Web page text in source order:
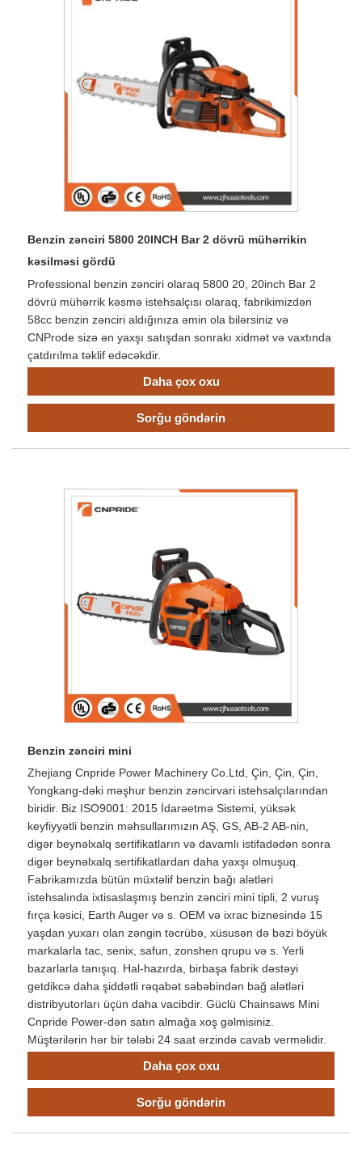
Benzin zənciri 5800 20INCH Bar 2 dövrü mühərrikin
kəsilməsi gördü
Professional benzin zənciri olaraq 5800 20, 20inch Bar 2
dövrü mühərrik kəsmə istehsalçısı olaraq, fabrikimizdən
58cc benzin zənciri aldığınıza əmin ola bilərsiniz və
CNProde sizə ən yaxşı satışdan sonrakı xidmət və vaxtında
çatdırılma təklif edəcəkdir.
Daha çox oxu
Sorğu göndərin
Benzin zənciri mini
Zhejiang Cnpride Power Machinery Co.Ltd, Çin, Çin, Çin,
Yongkang-dəki məşhur benzin zəncirvari istehsalçılarından
biridir. Biz ISO9001: 2015 İdarəetmə Sistemi, yüksək
keyfiyyətli benzin məhsullarımızın AŞ, GS, AB-2 AB-nin,
digər beynəlxalq sertifikatların və davamlı istifadədən sonra
digər beynəlxalq sertifikatlardan daha yaxşı olmuşuq.
Fabrikamızda bütün müxtəlif benzin bağı alətləri
istehsalında ixtisaslaşmış benzin zənciri mini tipli, 2 vuruş
fırça kəsici, Earth Auger və s. OEM və ixrac biznesində 15
yaşdan yuxarı olan zəngin təcrübə, xüsusən də bəzi böyük
markalarla tac, senix, safun, zonshen qrupu və s. Yerli
bazarlarla tanışıq. Hal-hazırda, birbaşa fabrik dəstəyi
getdikcə daha şiddətli rəqabət səbəbindən bağ alətləri
distribyutorları üçün daha vacibdir. Güclü Chainsaws Mini
Cnpride Power-dən satın almağa xoş gəlmisiniz.
Müştərilərin hər bir tələbi 24 saat ərzində cavab verməlidir.
Daha çox oxu
Sorğu göndərin